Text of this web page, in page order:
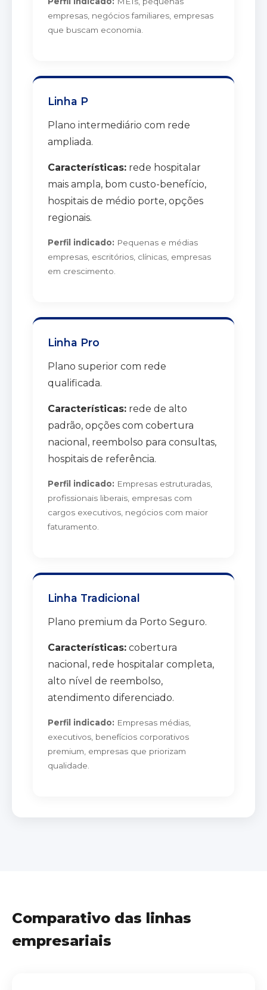
empresas, negócios familiares, empresas
que buscam economia.
Linha P
Plano intermediário com rede
ampliada.
Características: rede hospitalar
mais ampla, bom custo-benefício,
hospitais de médio porte, opções
regionais.
Perfil indicado: Pequenas e médias
empresas, escritórios, clínicas, empresas
em crescimento.
Linha Pro
Plano superior com rede
qualificada.
Características: rede de alto
padrão, opções com cobertura
nacional, reembolso para consultas,
hospitais de referência.
Perfil indicado: Empresas estruturadas,
profissionais liberais, empresas com
cargos executivos, negócios com maior
faturamento.
Linha Tradicional
Plano premium da Porto Seguro.
Características: cobertura
nacional, rede hospitalar completa,
alto nível de reembolso,
atendimento diferenciado.
Perfil indicado: Empresas médias,
executivos, benefícios corporativos
premium, empresas que priorizam
qualidade.
Comparativo das linhas
empresariais